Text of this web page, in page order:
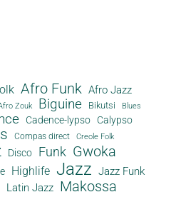
Afro Funk Afro Jazz
Zouk Biguine Bikutsi Blues
Cadence-lypso Calypso
Compas direct
Creole Folk
Disco Funk Gwoka
Highlife Jazz Jazz Funk
Latin Jazz Makossa